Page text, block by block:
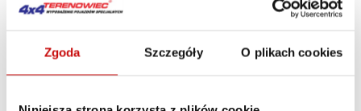
Zgoda Szczegóły O plikach cookies
Wyciągarkę 12V wyposażono w szeregowy, uszczelniony
oraz długi wirnik z lepszym momentem obrotowym.